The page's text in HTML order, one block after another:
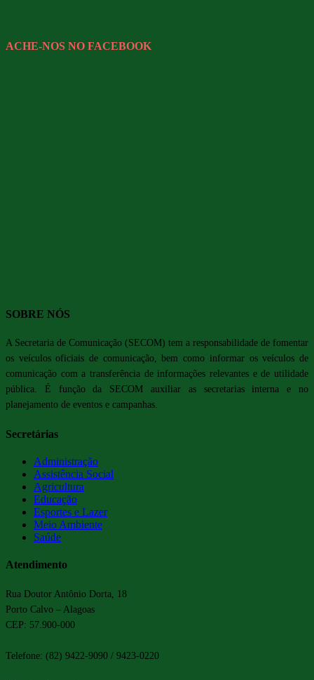
ACHE-NOS NO FACEBOOK
SOBRE NÓS
A Secretaria de Comunicação (SECOM) tem a responsabilidade de fomentar
os veículos oficiais de comunicação, bem como informar os veículos de
comunicação com a transferência de informações relevantes e de utilidade
pública. É função da SECOM auxiliar as secretarias interna e no
planejamento de eventos e campanhas.
Secretárias
Administração
Assistência Social
Agricultura
Educação
Esportes e Lazer
Meio Ambiente
Saúde
Atendimento
Rua Doutor Antônio Dorta, 18
Porto Calvo – Alagoas
CEP: 57.900-000
Telefone: (82) 9422-9090 / 9423-0220